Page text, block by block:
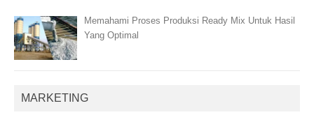
Memahami Proses Produksi Ready Mix Untuk Hasil
Yang Optimal
MARKETING